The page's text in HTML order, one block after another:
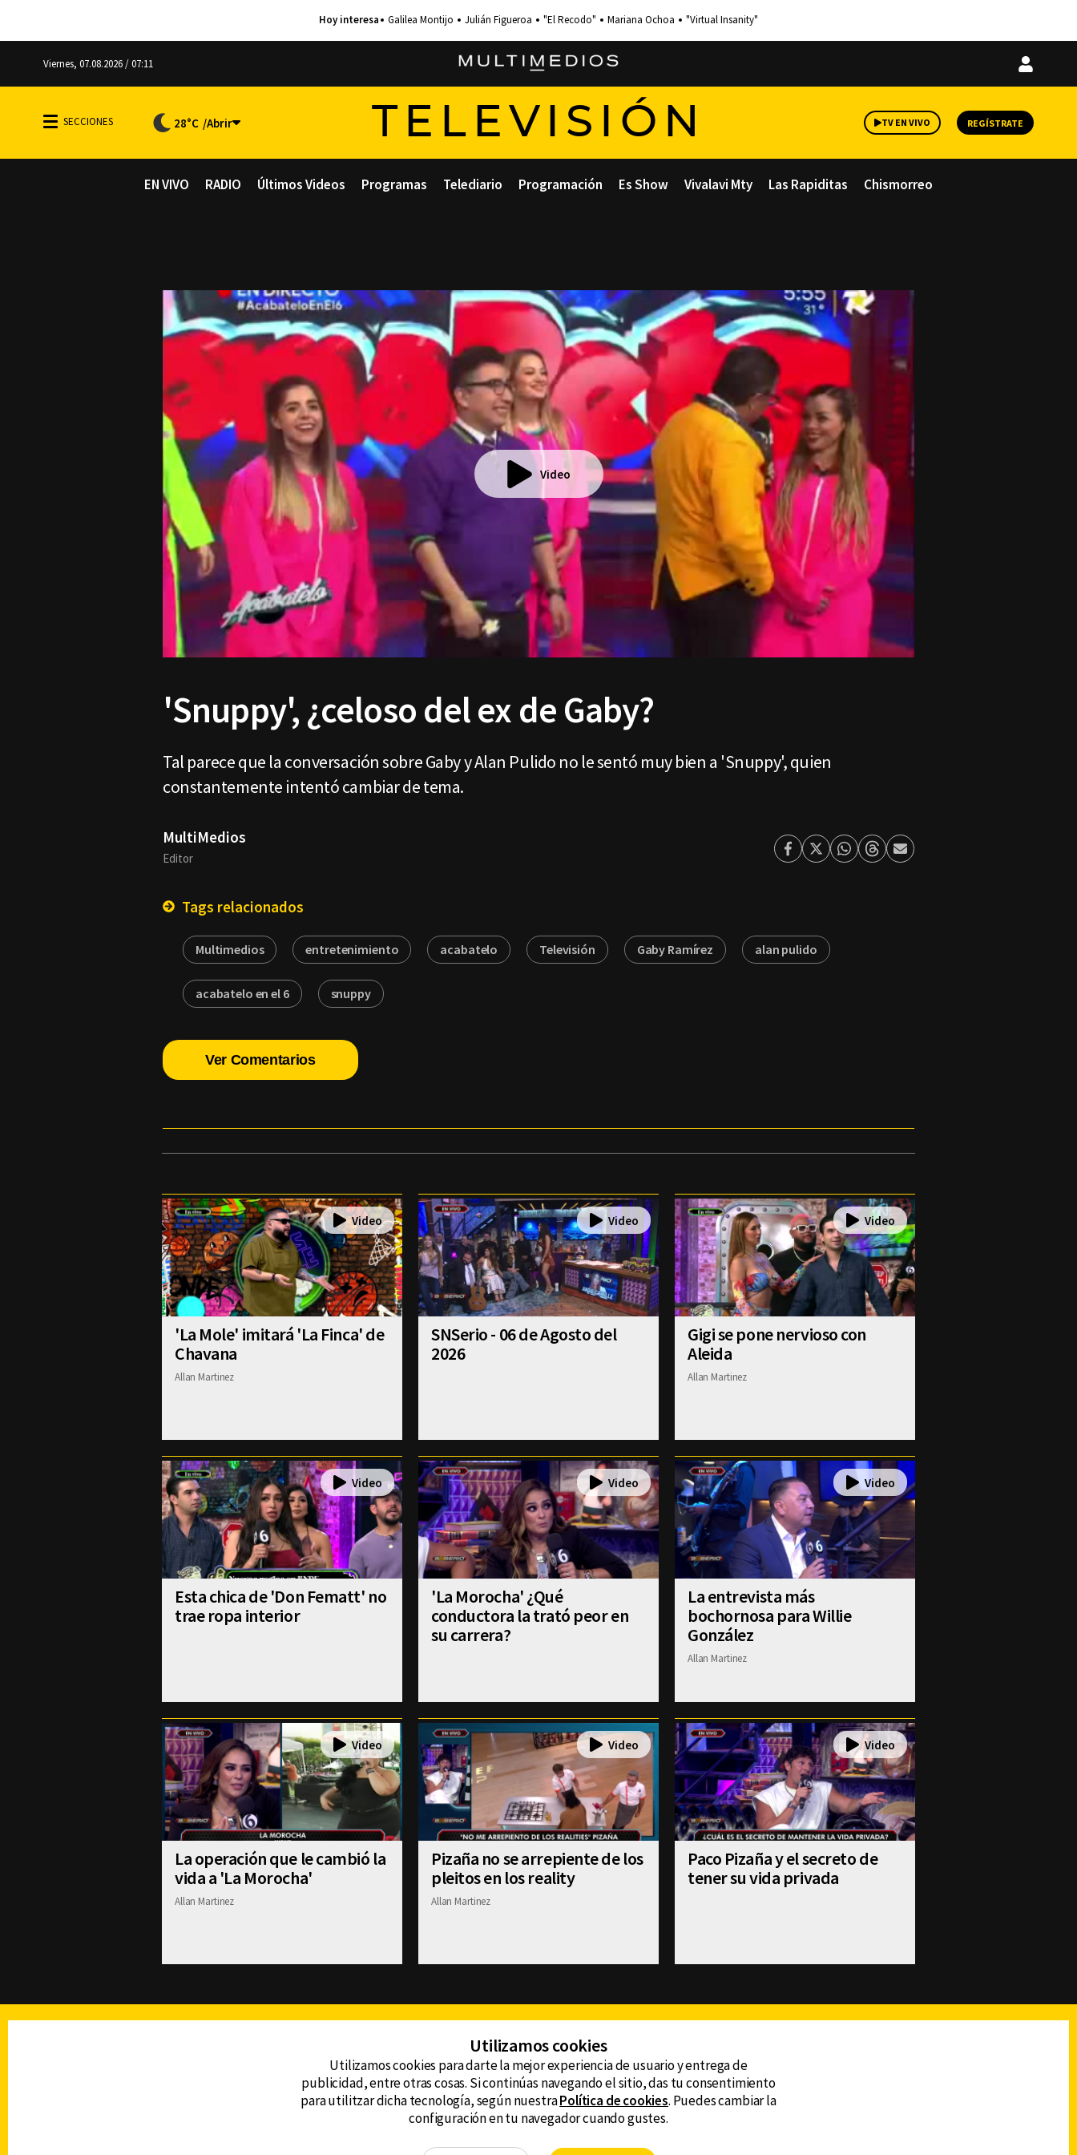
Galilea Montijo Julián Figueroa "El Recodo" Mariana Ochoa "Virtual Insanity"
Viernes, 07.08.2026 / 07:11
Iniciar
28°C TELEVISIÓN TV EN VIVO REGÍSTRATE
EN VIVO RADIO Últimos Videos Programas Telediario Programación Es Show Vivalavi Mty Las Rapiditas Chismorreo
Video
'Snuppy', ¿celoso del ex de Gaby?
Tal parece que la conversación sobre Gaby y Alan Pulido no le sentó muy bien a 'Snuppy', quien
constantemente intentó cambiar de tema.
MultiMedios
Editor Facebook
TwitterWhatsapp
ThreadsEnviar
Tags relacionados
Multimedios entretenimiento acabatelo Televisión Gaby Ramírez alan pulido
acabatelo en el 6 snuppy
Ver Comentarios
'La Mole' imitará 'La Finca' de
Chavana
Allan Martinez
SNSerio - 06 de Agosto del
2026
Gigi se pone nervioso con
Aleida
Allan Martinez
Esta chica de 'Don Fematt' no
trae ropa interior
'La Morocha' ¿Qué
conductora la trató peor en
su carrera?
La entrevista más
bochornosa para Willie
González
Allan Martinez
La operación que le cambió la
vida a 'La Morocha'
Allan Martinez
Pizaña no se arrepiente de los
pleitos en los reality
Allan Martinez
Paco Pizaña y el secreto de
tener su vida privada
DERECHOS RESERVADOS © CANAL 6 2026
Prohibida la reproducción total o parcial, incluyendo
CONTACTO
AVISO DE PRIVACIDAD
AVISO LEGAL
DEFENSORÍA DE LAS AUDIENCIAS
Utilizamos cookies
Utilizamos cookies para darte la mejor experiencia de usuario y entrega de
publicidad, entre otras cosas. Si continúas navegando el sitio, das tu consentimiento
para utilitzar dicha tecnología, según nuestraPolítica de cookies. Puedes cambiar la
configuración en tu navegador cuando gustes.